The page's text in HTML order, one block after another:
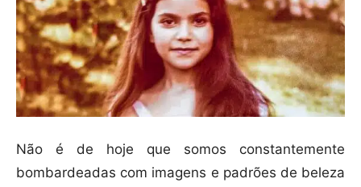
Não é de hoje que somos constantemente
bombardeadas com imagens e padrões de beleza